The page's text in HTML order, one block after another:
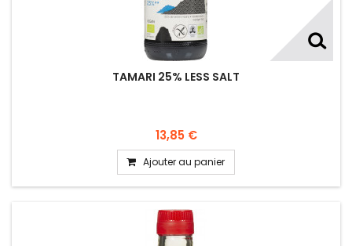
TAMARI 25% LESS SALT
13,85 €
Ajouter au panier